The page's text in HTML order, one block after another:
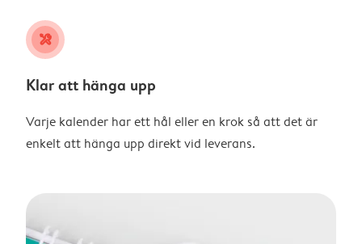
tools
Klar att hänga upp
Varje kalender har ett hål eller en krok så att det är
enkelt att hänga upp direkt vid leverans.